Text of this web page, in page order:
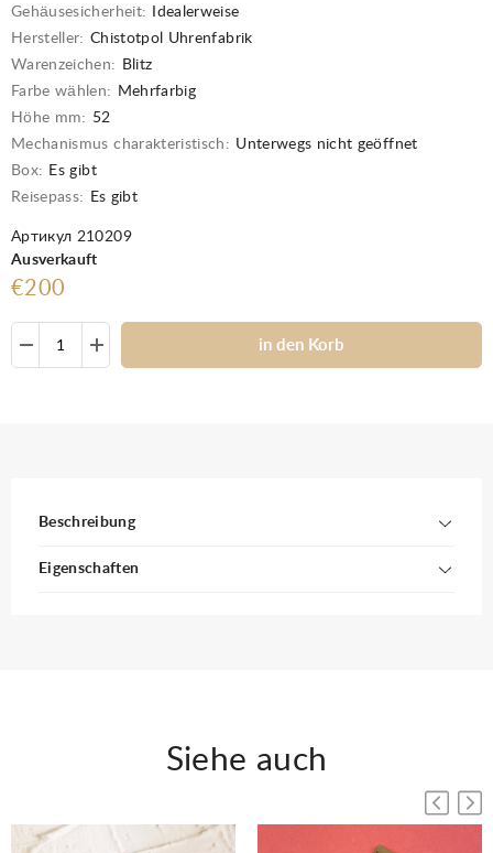
Gehäusesicherheit:
Idealerweise
Hersteller: Chistotpol Uhrenfabrik
Warenzeichen:
Blitz
Farbe wählen:
Mehrfarbig
Höhe mm: 52
Mechanismus charakteristisch: Unterwegs nicht geöffnet
Box: Es gibt
Reisepass:
Es gibt
Артикул 210209
Ausverkauft
€200
in den Korb
Beschreibung
Eigenschaften
Siehe auch